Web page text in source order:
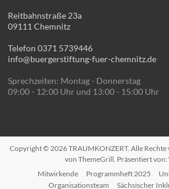
Reitbahnstraße 23a
09111 Chemnitz
Telefon 0371 5739446
info@buergerstiftung-fuer-chemnitz.de
Sprechzeiten: Montag - Donnerstag
09:00 - 12:00 Uhr und 13:00 - 15:00 Uhr
Copyright © 2026TRAUMKONZERT. Alle
von ThemeGrill. Präsentiert von:
Mitwirkende
Programmheft 2025
Organisationsteam
Sächsischer